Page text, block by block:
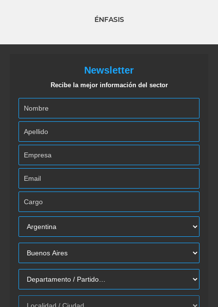
ÉNFASIS
Newsletter
Recibe la mejor información del sector